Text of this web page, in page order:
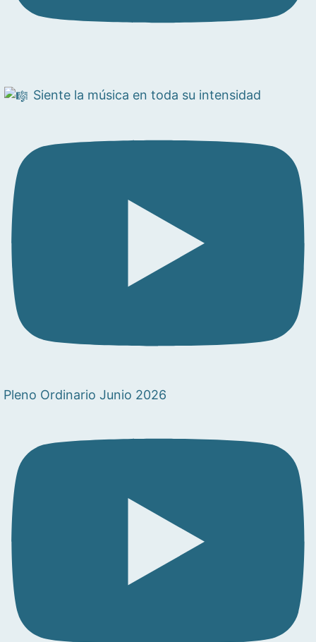
Siente la música en toda su intensidad
Pleno Ordinario Junio 2026